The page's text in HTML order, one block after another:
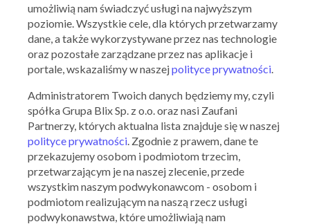
ACTION OFERTY ARCHIWALNE
umożliwią nam świadczyć usługi na najwyższym
poziomie. Wszystkie cele, dla których przetwarzamy
dane, a także wykorzystywane przez nas technologie
oraz pozostałe zarządzane przez nas aplikacje i
portale, wskazaliśmy w naszejpolityce prywatności
Administratorem Twoich danych będziemy my, czyli
spółka Grupa Blix Sp. z o.o. oraz nasi Zaufani
Partnerzy, których aktualna lista znajduje się w naszej
polityce prywatności . Zgodnie z prawem, dane te
przekazujemy osobom i podmiotom trzecim,
przetwarzającym je na naszej zlecenie, przede
wszystkim naszym podwykonawcom - osobom i
podmiotom realizującym na naszą rzecz usługi
podwykonawstwa, które umożliwiają nam